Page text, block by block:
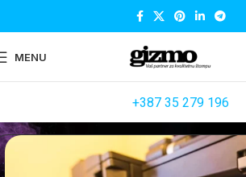
MENU
+387 35 279 196